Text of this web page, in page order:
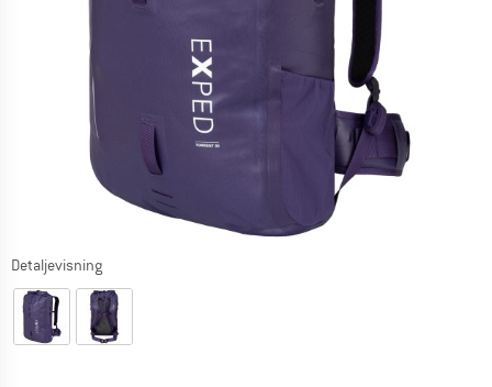
Detaljevisning